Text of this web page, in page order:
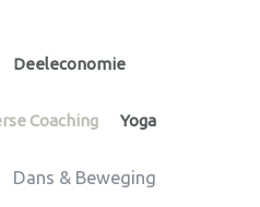
Deeleconomie
Coaching Yoga
Dans & Beweging